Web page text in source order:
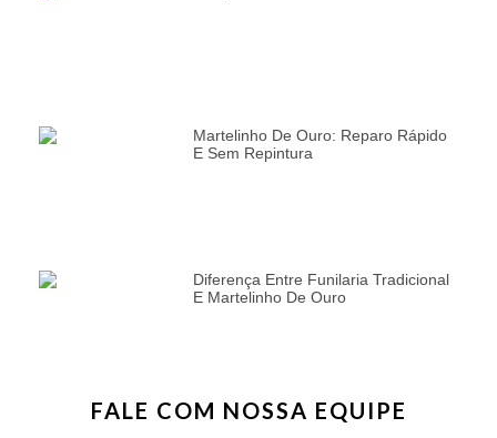
Martelinho De Ouro: Reparo Rápido
E Sem Repintura
Diferença Entre Funilaria Tradicional
E Martelinho De Ouro
FALE COM NOSSA EQUIPE